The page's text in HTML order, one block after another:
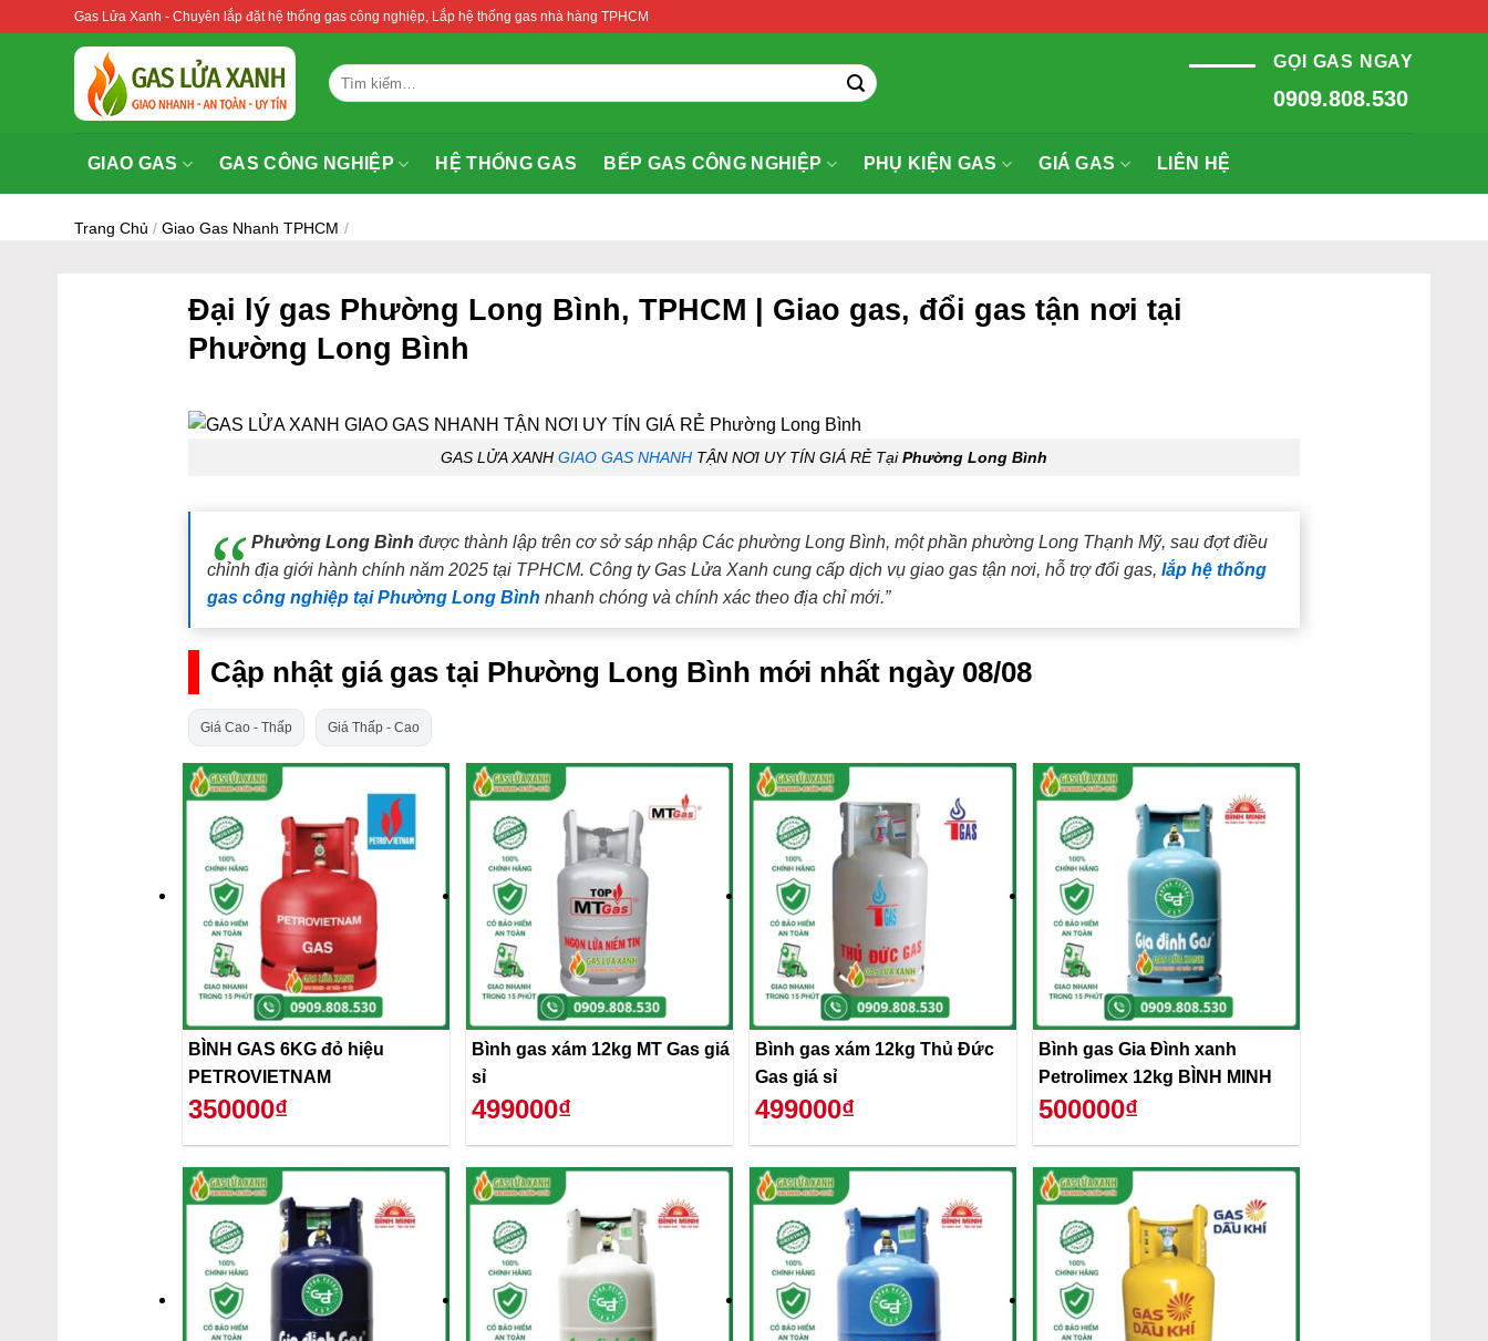
Gas Lửa Xanh - Chuyên lắp đặt hệ thống gas công nghiệp, Lắp hệ thống gas nhà hàng TPHCM
Tìm
kiếm:
GỌI GAS NGAY
0909.808.530
GIAO GAS GAS CÔNG NGHIỆP HỆ THỐNG GAS BẾP GAS CÔNG NGHIỆP PHỤ KIỆN GAS GIÁ GAS LIÊN HỆ
Trang Chủ / Giao Gas Nhanh TPHCM /
Đại lý gas Phường Long Bình, TPHCM | Giao gas, đổi gas tận nơi tại
Phường Long Bình
GAS LỬA XANH GIAO GAS NHANHTẬN NƠI UY TÍN GIÁ RẺ TạiPhường Long Bình
Phường Long Bình được thành lập trên cơ sở sáp nhập Các phường Long Bình, một phần phường Long Thạnh Mỹ, sau đợt điều
chỉnh địa giới hành chính năm 2025 tại TPHCM. Công ty Gas Lửa Xanh cung cấp dịch vụ giao gas tận nơi, hỗ trợ đổi gas,lắp hệ thống
gas công nghiệp tại Phường Long Bình nhanh chóng và chính xác theo địa chỉ mới.”
Cập nhật giá gas tại Phường Long Bình mới nhất ngày 08/08
Giá Cao - Thấp Giá Thấp - Cao
BÌNH GAS 6KG đỏ hiệu
PETROVIETNAM
350000₫
Bình gas xám 12kg MT Gas giá
sỉ
499000₫
Bình gas xám 12kg Thủ Đức
Gas giá sỉ
499000₫
Bình gas Gia Đình xanh
Petrolimex 12kg BÌNH MINH
500000₫